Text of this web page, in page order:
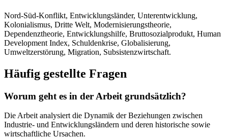
Nord-Süd-Konflikt, Entwicklungsländer, Unterentwicklung,
Kolonialismus, Dritte Welt, Modernisierungstheorie,
Dependenztheorie, Entwicklungshilfe, Bruttosozialprodukt, Human
Development Index, Schuldenkrise, Globalisierung,
Umweltzerstörung, Migration, Subsistenzwirtschaft.
Häufig gestellte Fragen
Worum geht es in der Arbeit grundsätzlich?
Die Arbeit analysiert die Dynamik der Beziehungen zwischen
Industrie- und Entwicklungsländern und deren historische sowie
wirtschaftliche Ursachen.